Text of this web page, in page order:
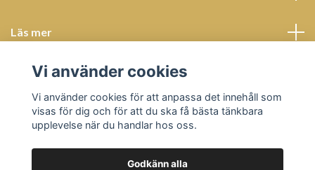
Läs mer
Sociala medier
Vi använder cookies
Vi använder cookies för att anpassa det innehåll som
visas för dig och för att du ska få bästa tänkbara
upplevelse när du handlar hos oss.
Godkänn alla